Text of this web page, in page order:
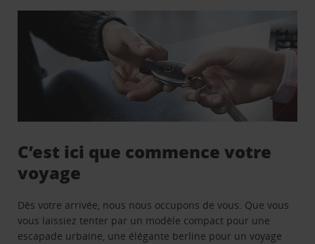
C’est ici que commence votre
voyage
Dès votre arrivée, nous nous occupons de vous. Que vous
vous laissiez tenter par un modèle compact pour une
escapade urbaine, une élégante berline pour un voyage